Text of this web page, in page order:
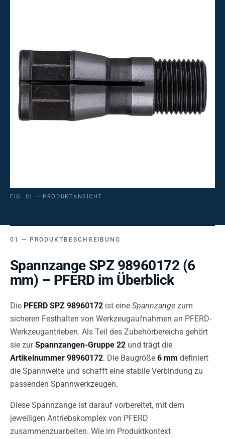
FIG. 01 — PRODUKTANSICHT
PRODUKTBESCHREIBUNG
Spannzange SPZ 98960172 (6
mm) – PFERD im Überblick
Die PFERD SPZ 98960172 ist eine Spannzange zum
sicheren Festhalten von Werkzeugaufnahmen an PFERD-
Werkzeugantrieben. Als Teil des Zubehörbereichs gehört
sie zurSpannzangen-Gruppe 22 und trägt die
Artikelnummer 98960172. Die Baugröße 6 mm definiert
die Spannweite und schafft eine stabile Verbindung zu
passenden Spannwerkzeugen.
Diese Spannzange ist darauf vorbereitet, mit dem
jeweiligen Antriebskomplex von PFERD
zusammenzuarbeiten. Wie im Produktkontext